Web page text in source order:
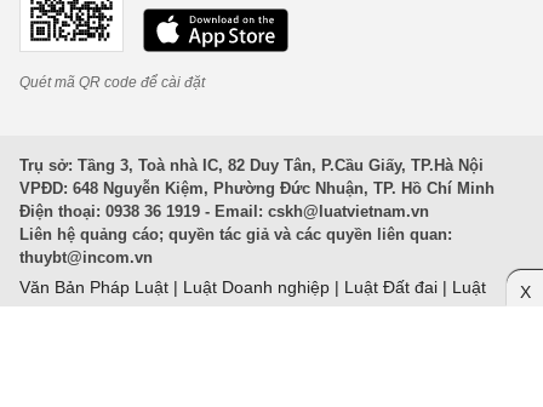
Quét mã QR code để cài đặt
Trụ sở: Tầng 3, Toà nhà IC, 82 Duy Tân, P.Cầu Giấy, TP.Hà Nội
VPĐD: 648 Nguyễn Kiệm, Phường Đức Nhuận, TP. Hồ Chí Minh
Điện thoại: 0938 36 1919 - Email: cskh@luatvietnam.vn
Liên hệ quảng cáo; quyền tác giả và các quyền liên quan:
thuybt@incom.vn
Văn Bản Pháp Luật | Luật Doanh nghiệp | Luật Đất đai | Luật
X